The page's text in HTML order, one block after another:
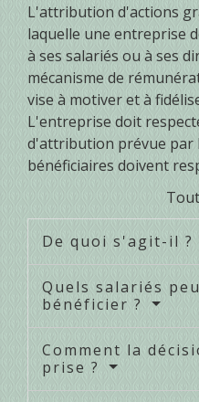
L'attribution d'actions
laquelle une entreprise
à ses salariés ou à ses
mécanisme de
vise à motiver et à
L'entreprise doit
d'attribution prévue par
bénéficiaires doivent
De quoi s'agit-il ?
Quels salariés
bénéficier ?
Comment la
prise ?